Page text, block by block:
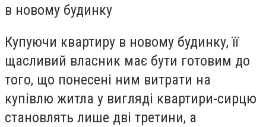
в новому будинку
Купуючи квартиру в новому будинку, її
щасливий власник має бути готовим до
того, що понесені ним витрати на
купівлю житла у вигляді квартири-сирцю
становлять лише дві третини, а